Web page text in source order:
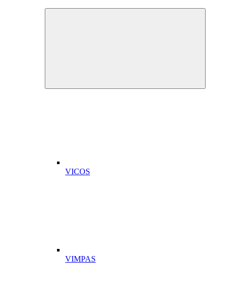
VICOS
VIMPAS